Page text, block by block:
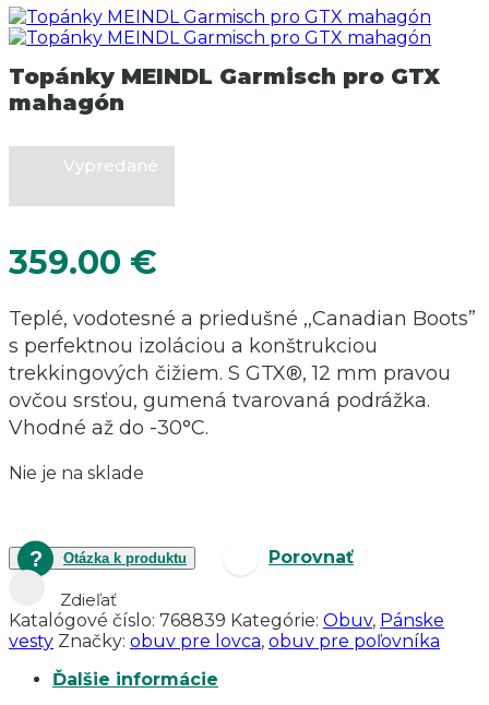
Topánky MEINDL Garmisch pro GTX
mahagón
Vypredané
359.00 €
Teplé, vodotesné a priedušné ,,Canadian Boots”
s perfektnou izoláciou a konštrukciou
trekkingových čižiem. S GTX®, 12 mm pravou
ovčou srsťou, gumená tvarovaná podrážka.
Vhodné až do -30°C.
Nie je na sklade
Otázka k produktu Porovnať
Zdieľať
Katalógové číslo: 768839 Kategórie: Obuv, Pánske
vesty Značky: obuv pre lovca, obuv pre poľovníka
Ďalšie informácie